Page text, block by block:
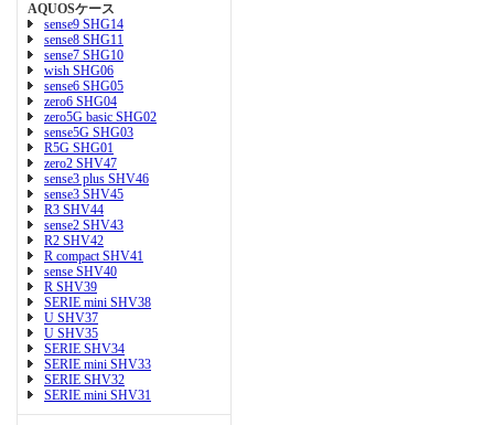
AQUOSケース
sense9 SHG14
sense8 SHG11
sense7 SHG10
wish SHG06
sense6 SHG05
zero6 SHG04
zero5G basic SHG02
sense5G SHG03
R5G SHG01
zero2 SHV47
sense3 plus SHV46
sense3 SHV45
R3 SHV44
sense2 SHV43
R2 SHV42
R compact SHV41
sense SHV40
R SHV39
SERIE mini SHV38
U SHV37
U SHV35
SERIE SHV34
SERIE mini SHV33
SERIE SHV32
SERIE mini SHV31